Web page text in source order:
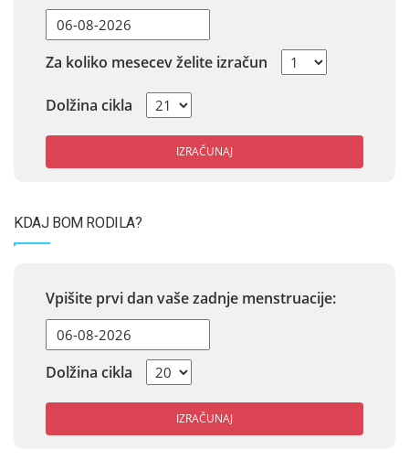
Za koliko mesecev želite izračun
Dolžina cikla
IZRAČUNAJ
KDAJ BOM RODILA?
Vpišite prvi dan vaše zadnje menstruacije:
Dolžina cikla
IZRAČUNAJ